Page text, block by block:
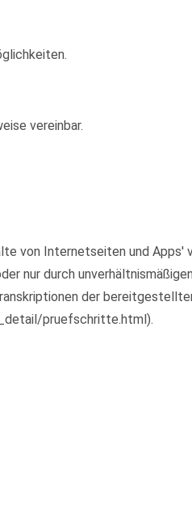
vereinbar.
von Internetseiten und Apps'
nur durch
der
pruefschritte.html).